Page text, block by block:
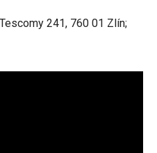
241, 760 01 Zlín;